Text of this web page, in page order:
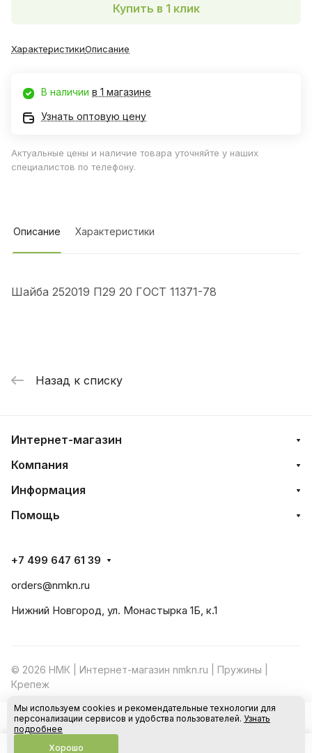
В корзину
Купить в 1 клик
ХарактеристикиОписание
В наличии в 1 магазине
Узнать оптовую цену
Актуальные цены и наличие товара уточняйте у наших
специалистов по телефону.
Описание Характеристики
Шайба 252019 П29 20 ГОСТ 11371-78
Назад к списку
Интернет-магазин
Компания
Информация
Помощь
+7 499 647 61 39
orders@nmkn.ru
Нижний Новгород, ул. Монастырка 1Б, к.1
© 2026 НМК | Интернет-магазин nmkn.ru | Пружины |
Крепеж
Конфиденциальность Оферта
Мы используем cookies и рекомендательные технологии для
персонализации сервисов и удобства пользователей. Узнать
подробнее
Хорошо